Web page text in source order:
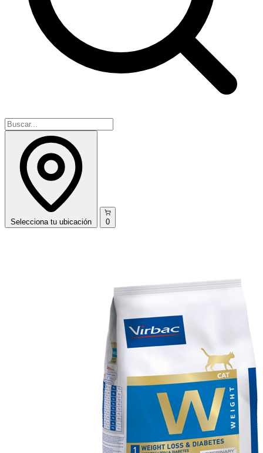
Selecciona tu ubicación 0